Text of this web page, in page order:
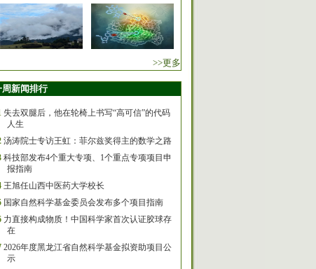
>>更多
周新闻排行
失去双腿后，他在轮椅上书写“高可信”的代码
人生
汤涛院士专访王虹：菲尔兹奖得主的数学之路
科技部发布4个重大专项、1个重点专项项目申
报指南
王旭任山西中医药大学校长
国家自然科学基金委员会发布多个项目指南
力直接构成物质！中国科学家首次认证胶球存
在
2026年度黑龙江省自然科学基金拟资助项目公
示